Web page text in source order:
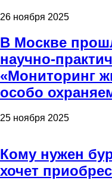
26 ноября 2025
В Москве
научно-
«Мониторинг
особо
25 ноября 2025
Кому нужен
хочет